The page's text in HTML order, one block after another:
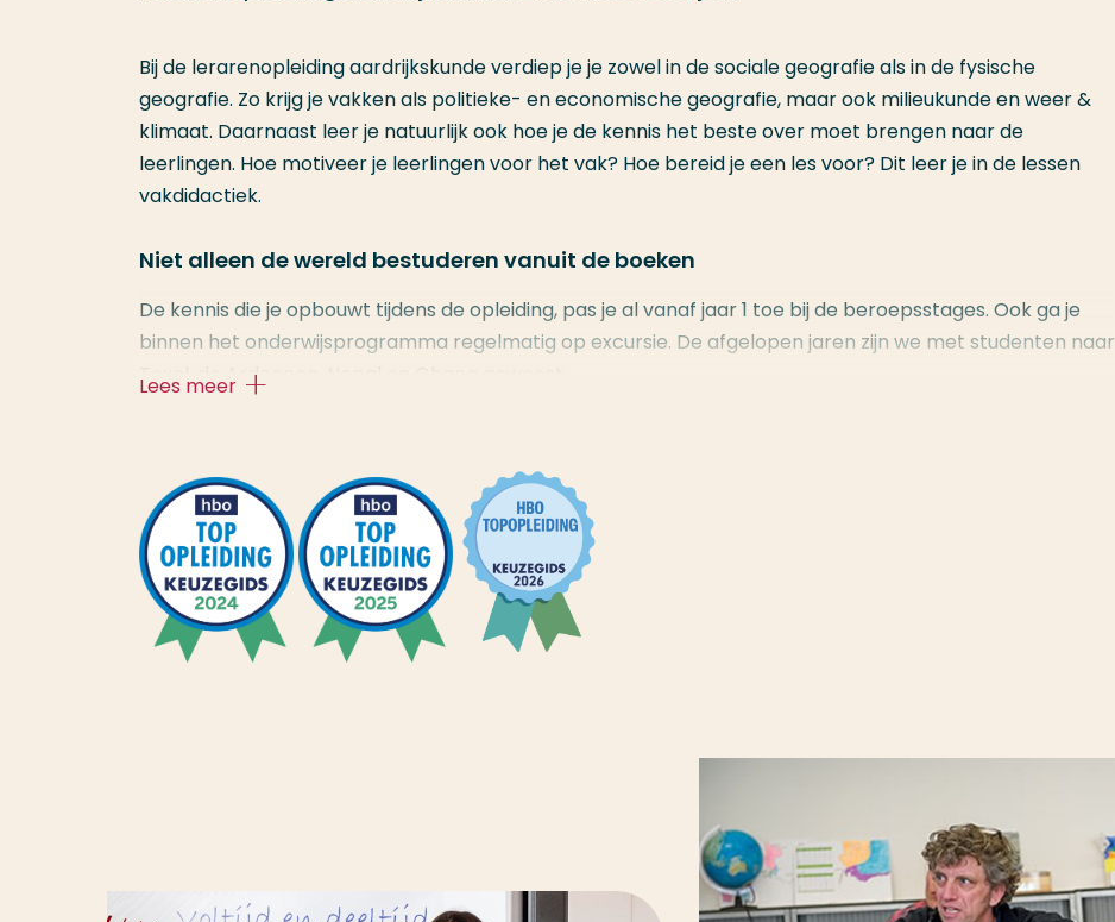
Bij de lerarenopleiding aardrijkskunde verdiep je je zowel in de sociale geografie als in de fysische
geografie. Zo krijg je vakken als politieke- en economische geografie, maar ook milieukunde en weer &
klimaat. Daarnaast leer je natuurlijk ook hoe je de kennis het beste over moet brengen naar de
leerlingen. Hoe motiveer je leerlingen voor het vak? Hoe bereid je een les voor? Dit leer je in de lessen
vakdidactiek.
Niet alleen de wereld bestuderen vanuit de boeken
De kennis die je opbouwt tijdens de opleiding, pas je al vanaf jaar 1 toe bij de beroepsstages. Ook ga je
binnen het onderwijsprogramma regelmatig op excursie. De afgelopen jaren zijn we met studenten naar
Texel, de Ardennen, Nepal en Ghana geweest.
Een deeltijd lerarenopleiding is een goede optie als je al een baan hebt en bijvoorbeeld zorgtaken hebt.
Bij een deeltijdopleiding volg je de lessen meestal in de avond of op één dag(deel). Hierdoor kun je het
makkelijker combineren met je gezin en/of werk.
Zie jij jezelf al voor de klas staan als docent aardrijkskunde maar heb je nog een aantal vragen? Lees
verder voor meer informatie of kom een keer
Lees meer